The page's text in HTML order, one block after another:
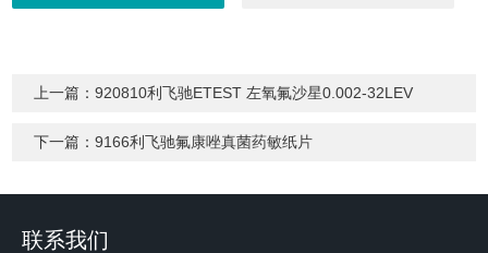
上一篇：920810利飞驰ETEST 左氧氟沙星0.002-32LEV
下一篇：9166利飞驰氟康唑真菌药敏纸片
联系我们